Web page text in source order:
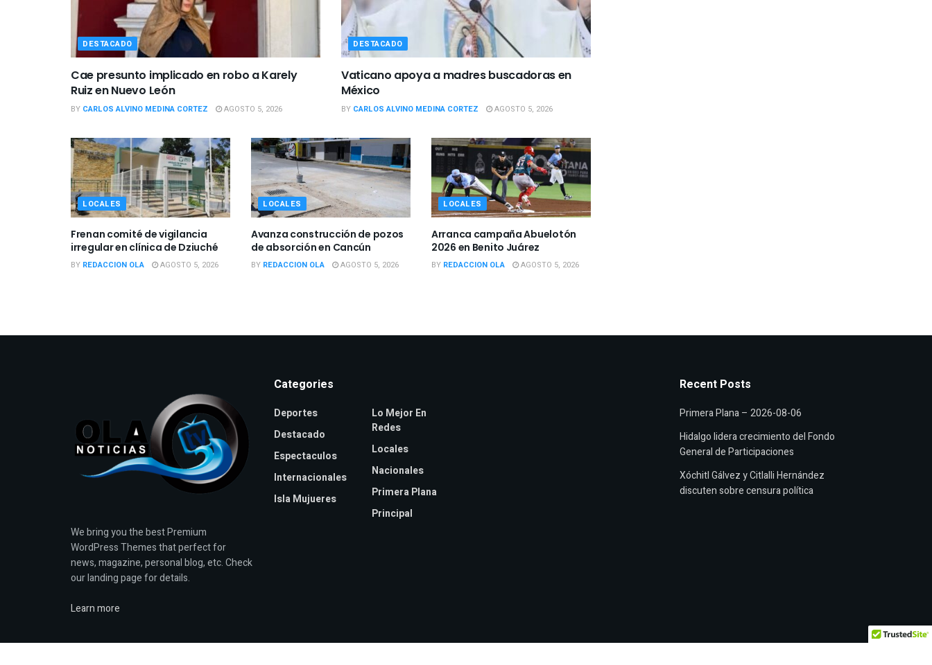
DESTACADO
Cae presunto implicado en robo a Karely
Ruiz en Nuevo León
BY CARLOS ALVINO MEDINA CORTEZ AGOSTO 5, 2026
DESTACADO
Vaticano apoya a madres buscadoras en
México
BY CARLOS ALVINO MEDINA CORTEZ AGOSTO 5, 2026
LOCALES
Frenan comité de vigilancia
irregular en clínica de Dziuché
BY REDACCION OLA AGOSTO 5, 2026
LOCALES
Avanza construcción de pozos
de absorción en Cancún
BY REDACCION OLA AGOSTO 5, 2026
LOCALES
Arranca campaña Abuelotón
2026 en Benito Juárez
BY REDACCION OLA AGOSTO 5, 2026
We bring you the best Premium
WordPress Themes that perfect for
news, magazine, personal blog, etc. Check
our landing page for details.
Learn more
Categories
Deportes
Destacado
Espectaculos
Internacionales
Isla Mujueres
Lo Mejor En
Redes
Locales
Nacionales
Primera Plana
Principal
Recent Posts
Primera Plana – 2026-08-06
Hidalgo lidera crecimiento del Fondo
General de Participaciones
Xóchitl Gálvez y Citlalli Hernández
discuten sobre censura política